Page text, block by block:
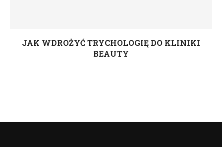
JAK WDROŻYĆ TRYCHOLOGIĘ DO KLINIKI
BEAUTY